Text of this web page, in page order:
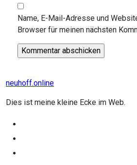
Name, E-Mail-Adresse und
Browser für meinen nächsten
neuhoff.online
Dies ist meine kleine Ecke im Web.